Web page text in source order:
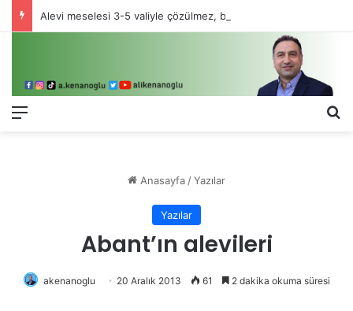
Menü
Anasayfa /Yazılar
Yazılar
Abant’ın alevileri
akenanoglu 20 Aralık 2013 61 2 dakika okuma süresi